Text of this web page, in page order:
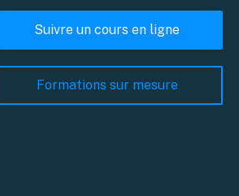
Suivre un cours en ligne
Formations sur mesure